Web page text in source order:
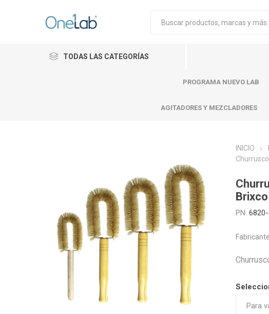
TODAS LAS CATEGORÍAS
PROGRAMA NUEVO LAB
AGITADORES Y MEZCLADORES
INICIO
Brixco
PN: